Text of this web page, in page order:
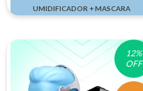
UMIDIFICADOR + MASCARA
12%
OFF